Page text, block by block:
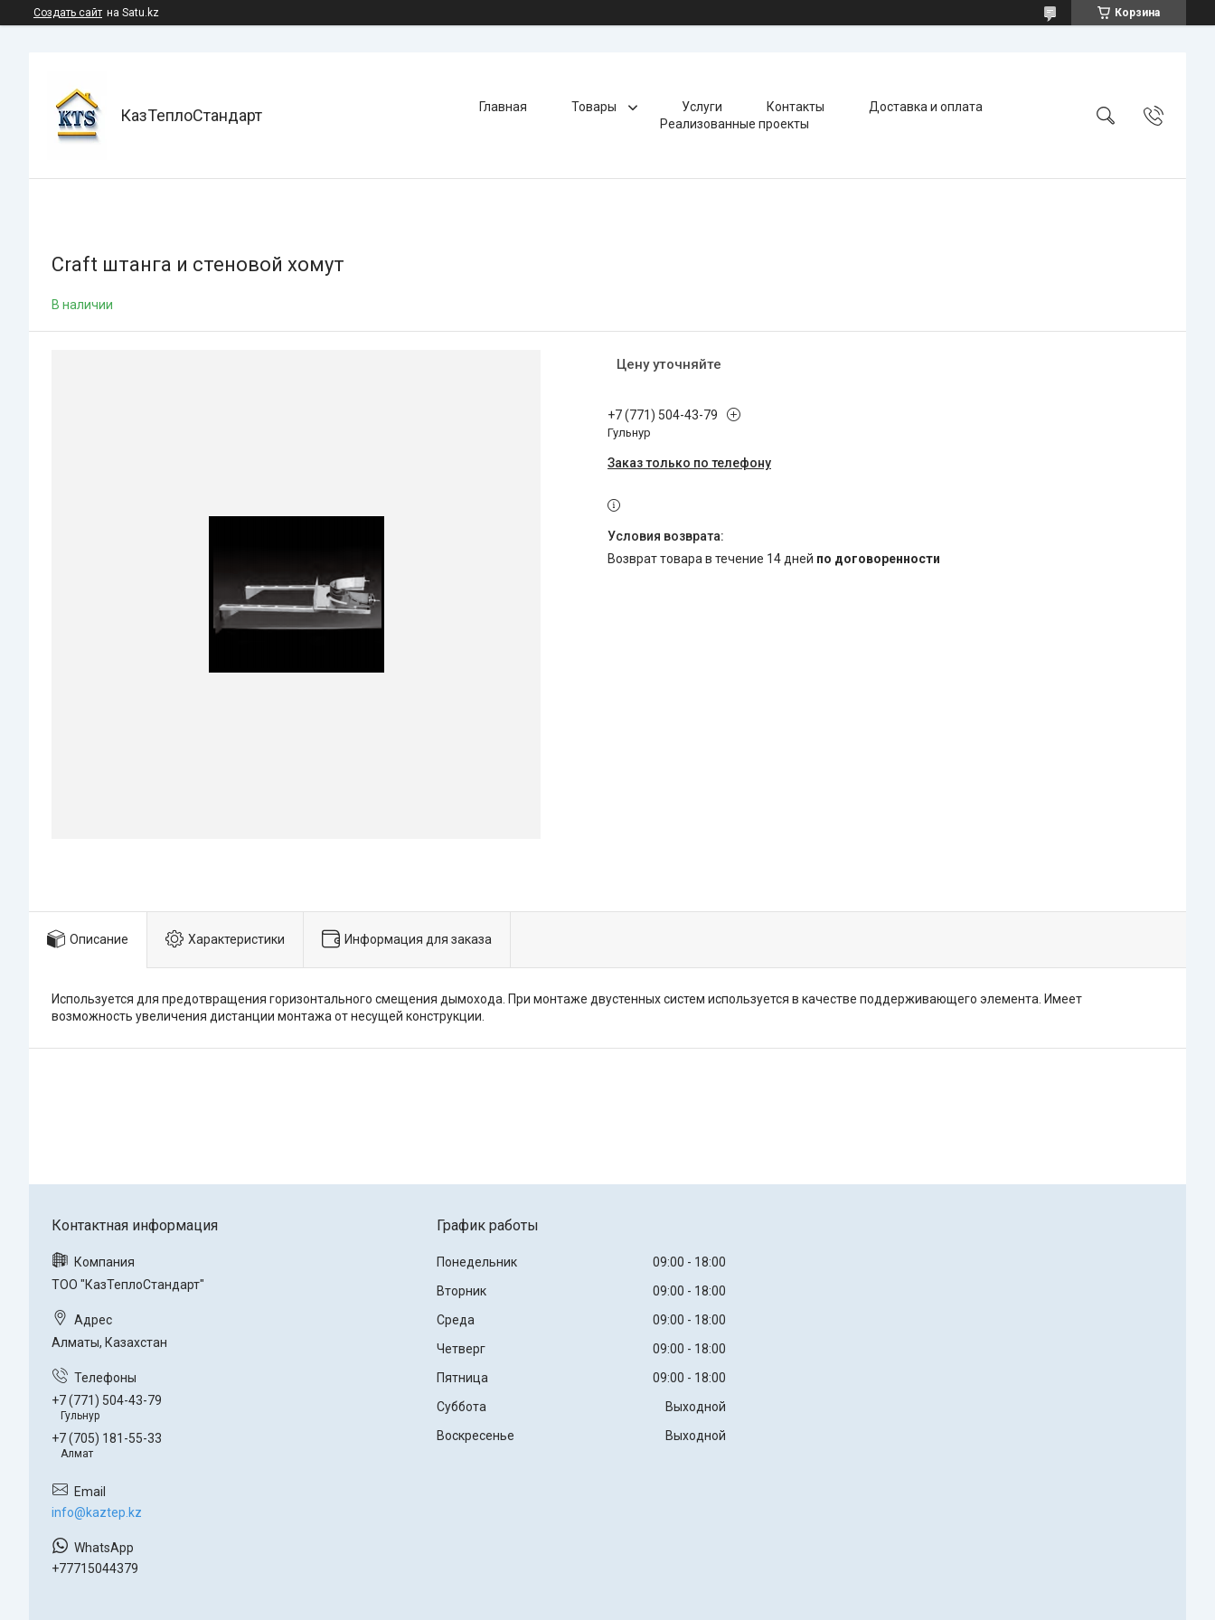
Создать сайт на Satu.kz Корзина
КазТеплоСтандарт Главная Товары Услуги Контакты
Доставка и оплата
Реализованные проекты
Craft штанга и стеновой хомут
В наличии
Цену уточняйте
+7 (771) 504-43-79
Гульнур
Заказ только по телефону
возврат товара в течение 14 дней по договоренности
Описание Характеристики Информация для заказа
Используется для предотвращения горизонтального смещения дымохода. При монтаже двустенных систем используется в качестве поддерживающего элемента. Имеет
возможность увеличения дистанции монтажа от несущей конструкции.
ТОО "КазТеплоСтандарт"
Алматы, Казахстан
+7 (771) 504-43-79
Гульнур
+7 (705) 181-55-33
Алмат
info@kaztep.kz
+77715044379
График работы
Понедельник 09:00
18:00
Вторник
09:00
18:00
Среда
09:00
18:00
Четверг
09:00
18:00
Пятница
09:00
18:00
Суббота
Выходной
Воскресенье
Выходной